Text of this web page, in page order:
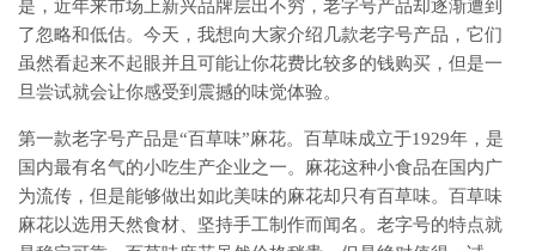
是，近年来市场上新兴品牌层出不穷，老字号产品却逐渐遭到
了忽略和低估。今天，我想向大家介绍几款老字号产品，它们
虽然看起来不起眼并且可能让你花费比较多的钱购买，但是一
旦尝试就会让你感受到震撼的味觉体验。
第一款老字号产品是“百草味”麻花。百草味成立于1929年，是
国内最有名气的小吃生产企业之一。麻花这种小食品在国内广
为流传，但是能够做出如此美味的麻花却只有百草味。百草味
麻花以选用天然食材、坚持手工制作而闻名。老字号的特点就